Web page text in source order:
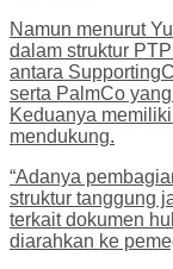
Namun menurut
dalam struktur
antara
serta PalmCo
Keduanya
mendukung.
“Adanya
struktur tanggung
terkait dokumen
diarahkan ke